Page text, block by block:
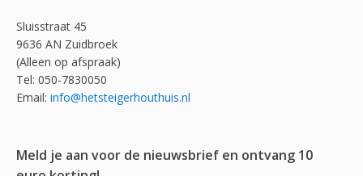
Sluisstraat 45
9636 AN Zuidbroek
(Alleen op afspraak)
Tel: 050-7830050
Email: info@hetsteigerhouthuis.nl
Meld je aan voor de nieuwsbrief en ontvang 10